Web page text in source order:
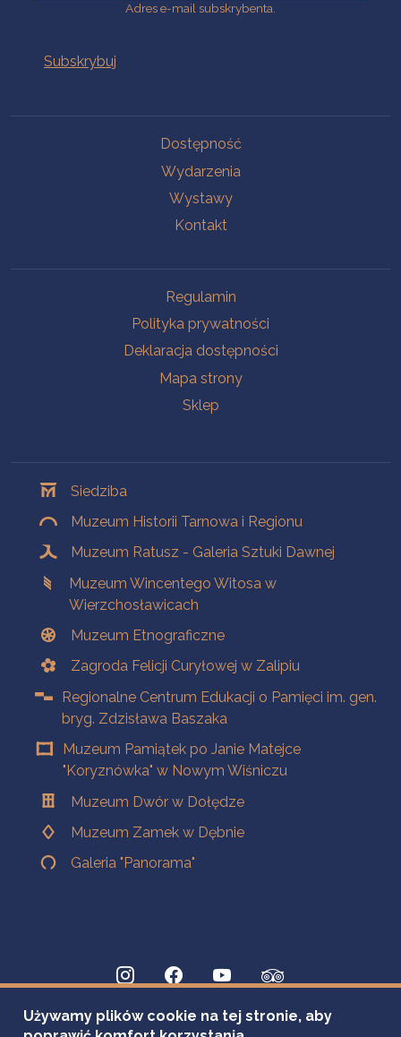
Adres e-mail subskrybenta.
Dostępność
Wydarzenia
Wystawy
Kontakt
Regulamin
Polityka prywatności
Deklaracja dostępności
Mapa strony
Sklep
Siedziba
Muzeum Historii Tarnowa i Regionu
Muzeum Ratusz - Galeria Sztuki Dawnej
Muzeum Wincentego Witosa w
Wierzchosławicach
Muzeum Etnograficzne
Zagroda Felicji Curyłowej w Zalipiu
Regionalne Centrum Edukacji o Pamięci im. gen.
bryg. Zdzisława Baszaka
Muzeum Pamiątek po Janie Matejce
"Koryznówka" w Nowym Wiśniczu
Muzeum Dwór w Dołędze
Muzeum Zamek w Dębnie
Galeria "Panorama"
Używamy plików cookie na tej stronie, aby